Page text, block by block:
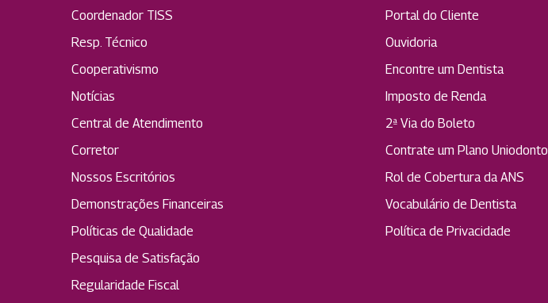
Coordenador TISS
Resp. Técnico
Cooperativismo
Notícias
Central de Atendimento
Corretor
Nossos Escritórios
Demonstrações Financeiras
Políticas de Qualidade
Pesquisa de Satisfação
Regularidade Fiscal
Portal do Cliente
Ouvidoria
Encontre um Dentista
Imposto de Renda
2ª Via do Boleto
Contrate um Plano Uniodonto
Rol de Cobertura da ANS
Vocabulário de Dentista
Política de Privacidade